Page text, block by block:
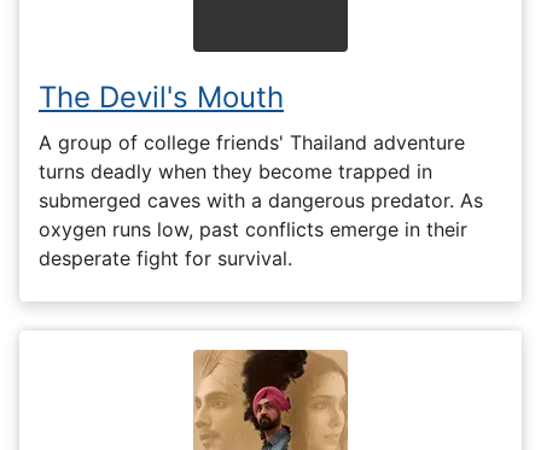
The Devil's Mouth
A group of college friends' Thailand adventure
turns deadly when they become trapped in
submerged caves with a dangerous predator. As
oxygen runs low, past conflicts emerge in their
desperate fight for survival.